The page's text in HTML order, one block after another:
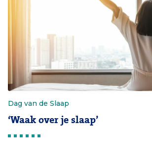
Dag van de Slaap
‘Waak over je slaap’